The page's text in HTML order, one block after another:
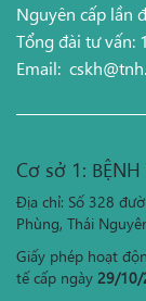
Nguyên cấp lần
Tổng đài tư vấn:
Email:
Cơ sở 1: BỆNH
Địa chỉ: Số 328
Phùng, Thái
Giấy phép hoạt
tế cấp ngày 29/10/